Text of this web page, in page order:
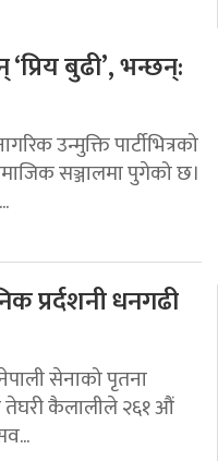
बुढी’, भन्छन्:
उन्मुक्ति पार्टीभित्रको
सञ्जालमा पुगेको छ।
प्रर्दशनी धनगढी
सेनाको पृतना
तेघरी कैलालीले २६१ औं